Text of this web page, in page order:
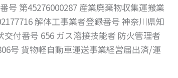
号 第45276000287 産業廃棄物収集運搬業
解体工事業者登録番号 神奈川県知
付番号 656 ガス溶接技能者 防火管理者
号 貨物軽自動車運送事業経営届出済/運